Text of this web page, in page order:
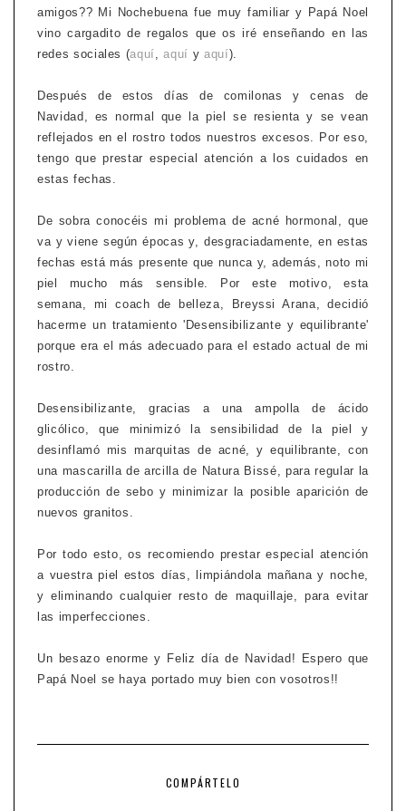
amigos?? Mi Nochebuena fue muy familiar y Papá Noel
vino cargadito de regalos que os iré enseñando en las
redes sociales (aquí,aquí y aquí).
Después de estos días de comilonas y cenas de
Navidad, es normal que la piel se resienta y se vean
reflejados en el rostro todos nuestros excesos. Por eso,
tengo que prestar especial atención a los cuidados en
estas fechas.
De sobra conocéis mi problema de acné hormonal, que
va y viene según épocas y, desgraciadamente, en estas
fechas está más presente que nunca y, además, noto mi
piel mucho más sensible. Por este motivo, esta
semana, mi coach de belleza, Breyssi Arana, decidió
hacerme un tratamiento 'Desensibilizante y equilibrante'
porque era el más adecuado para el estado actual de mi
rostro.
Desensibilizante, gracias a una ampolla de ácido
glicólico, que minimizó la sensibilidad de la piel y
desinflamó mis marquitas de acné, y equilibrante, con
una mascarilla de arcilla de Natura Bissé, para regular la
producción de sebo y minimizar la posible aparición de
nuevos granitos.
Por todo esto, os recomiendo prestar especial atención
a vuestra piel estos días, limpiándola mañana y noche,
y eliminando cualquier resto de maquillaje, para evitar
las imperfecciones.
Un besazo enorme y Feliz día de Navidad! Espero que
Papá Noel se haya portado muy bien con vosotros!!
COMPÁRTELO